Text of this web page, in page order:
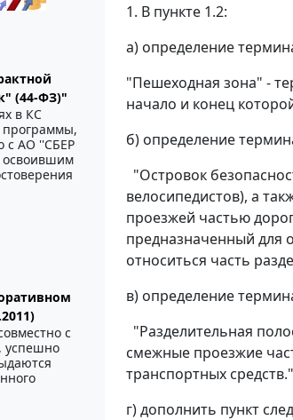
(44-ФЗ)"
в КС
программы,
с АО ''СБЕР
освоившим
с
успешно
1. В пункте 1.2:
а) определение
"Пешеходная зона" -
начало и конец
б) определение
"Островок
велосипедистов), а
проезжей частью
предназначенный для
относиться часть
в) определение
"Разделительная
смежные проезжие
транспортных
г) дополнить пункт